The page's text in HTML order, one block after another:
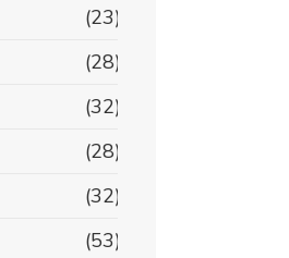
(23)
(28)
(32)
(28)
(32)
(53)